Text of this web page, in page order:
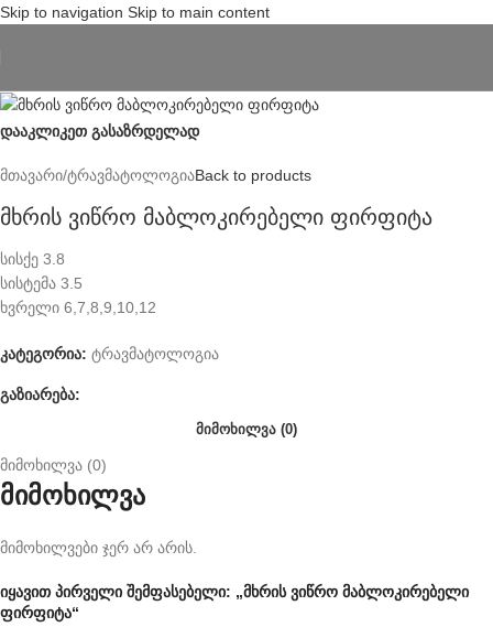
Skip to navigation Skip to main content
დააკლიკეთ გასაზრდელად
მთავარი/ტრავმატოლოგიაBack to products
მხრის ვიწრო მაბლოკირებელი ფირფიტა
სისქე 3.8
სისტემა 3.5
ხვრელი 6,7,8,9,10,12
კატეგორია: ტრავმატოლოგია
გაზიარება:
ᲛᲘᲛᲝᲮᲘᲚᲕᲐ (0)
მიმოხილვა (0)
მიმოხილვა
მიმოხილვები ჯერ არ არის.
იყავით პირველი შემფასებელი: „მხრის ვიწრო მაბლოკირებელი
ფირფიტა“